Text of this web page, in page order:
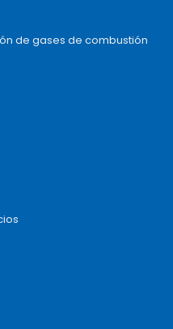
de gases de combustión